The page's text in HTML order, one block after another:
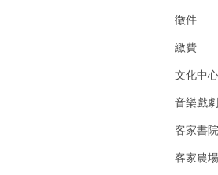
徵件
繳費
文化中心
音樂戲劇
客家書院
客家農場